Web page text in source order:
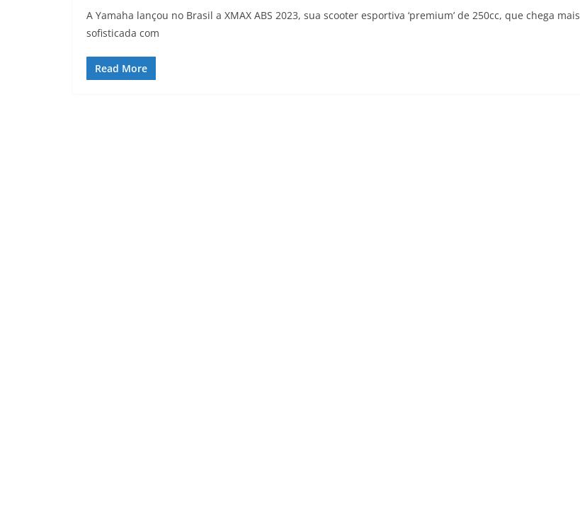
A Yamaha lançou no Brasil a XMAX ABS 2023, sua scooter esportiva ‘premium’ de 250cc, que chega mais
sofisticada com
Read More